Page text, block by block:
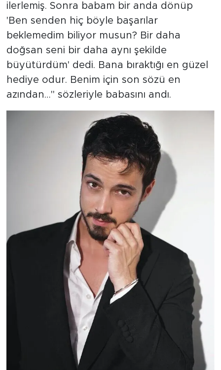
ilerlemiş. Sonra babam bir anda dönüp
'Ben senden hiç böyle başarılar
beklemedim biliyor musun? Bir daha
doğsan seni bir daha aynı şekilde
büyütürdüm' dedi. Bana bıraktığı en güzel
hediye odur. Benim için son sözü en
azından…" sözleriyle babasını andı.